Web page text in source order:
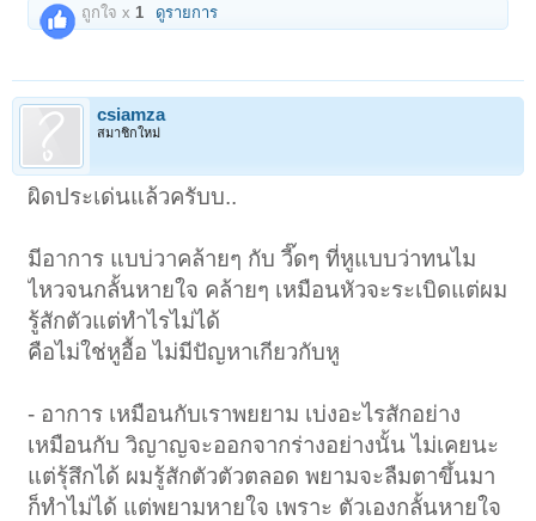
ถูกใจ x 1 ดูรายการ
csiamza
สมาชิกใหม่
ผิดประเด่นแล้วครับบ..
มีอาการ แบบ่วาคล้ายๆ กับ วี๊ดๆ ที่หูแบบว่าทนไม
ไหวจนกลั้นหายใจ คล้ายๆ เหมือนหัวจะระเบิดแต่ผม
รู้สักตัวแต่ทำไรไม่ได้
คือไม่ใช่หูอื้อ ไม่มีปัญหาเกียวกับหู
- อาการ เหมือนกับเราพยยาม เบ่งอะไรสักอย่าง
เหมือนกับ วิญาญจะออกจากร่างอย่างนั้น ไม่เคยนะ
แต่รุ้สึกได้ ผมรู้สักตัวตัวตลอด พยามจะลืมตาขึ้นมา
ก็ทำไม่ได้ แต่พยามหายใจ เพราะ ตัวเองกลั้นหายใจ